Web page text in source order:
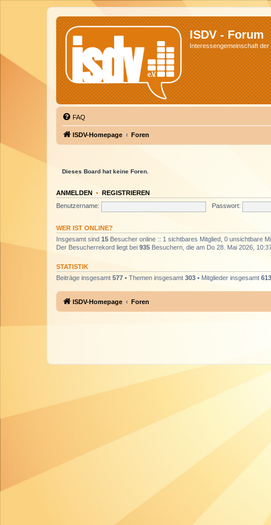
ISDV - Forum
Interessengemeinschaft
FAQ
ISDV-Homepage Foren
Dieses Board hat keine Foren.
ANMELDEN • REGISTRIEREN
Benutzername:
Passwort:
WER IST ONLINE?
Insgesamt sind 15 Besucher online :: 1 sichtbares Mitglied, 0 unsichtbare
Der Besucherrekord liegt bei 935 Besuchern, die am Do 28. Mai 2026,
STATISTIK
Beiträge insgesamt 577 • Themen insgesamt 303 • Mitglieder insgesamt 613
ISDV-Homepage Foren